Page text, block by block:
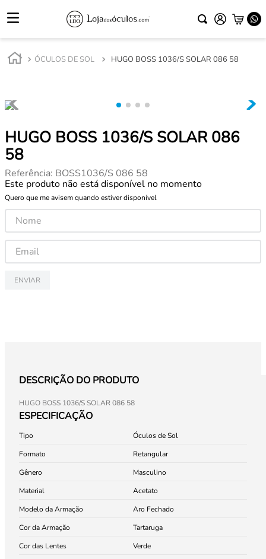
ÓCULOS DE SOL HUGO BOSS 1036/S SOLAR 086 58
HUGO BOSS 1036/S SOLAR 086
58
Referência: BOSS1036/S 086 58
Este produto não está disponível no momento
Quero que me avisem quando estiver disponível
ENVIAR
DESCRIÇÃO DO PRODUTO
HUGO BOSS 1036/S SOLAR 086 58
ESPECIFICAÇÃO
Tipo
Óculos de Sol
Formato
Retangular
Gênero
Masculino
Material
Acetato
Modelo da Armação
Aro Fechado
Cor da Armação
Tartaruga
Cor das Lentes
Verde